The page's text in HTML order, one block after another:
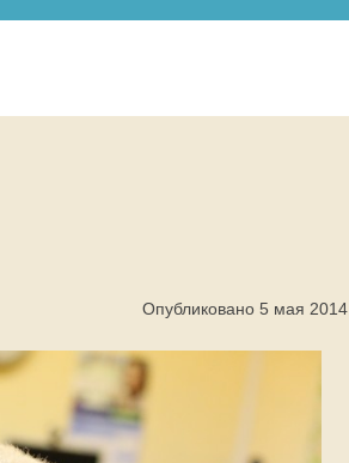
Опубликовано 5 мая 2014